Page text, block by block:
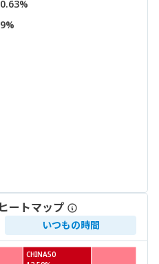
ートマップ
いつもの時間
CHINA50